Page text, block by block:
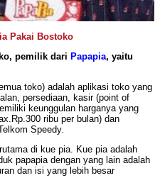
Pakai Bostoko
pemilik dari Papapia, yaitu
toko) adalah aplikasi toko yang
persediaan, kasir (point of
keunggulan harganya yang
ribu per bulan) dan
Speedy.
di kue pia. Kue pia adalah
papapia dengan yang lain adalah
dan isi yang lebih besar